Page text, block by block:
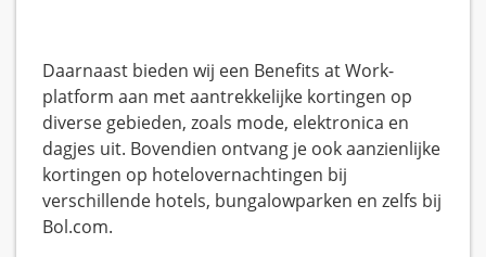
Daarnaast bieden wij een Benefits at Work-
platform aan met aantrekkelijke kortingen op
diverse gebieden, zoals mode, elektronica en
dagjes uit. Bovendien ontvang je ook aanzienlijke
kortingen op hotelovernachtingen bij
verschillende hotels, bungalowparken en zelfs bij
Bol.com.